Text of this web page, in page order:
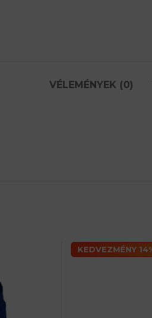
VÉLEMÉNYEK (0)
KEDVEZMÉNY